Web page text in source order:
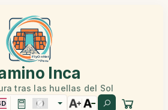
Inca
tras las huellas del Sol